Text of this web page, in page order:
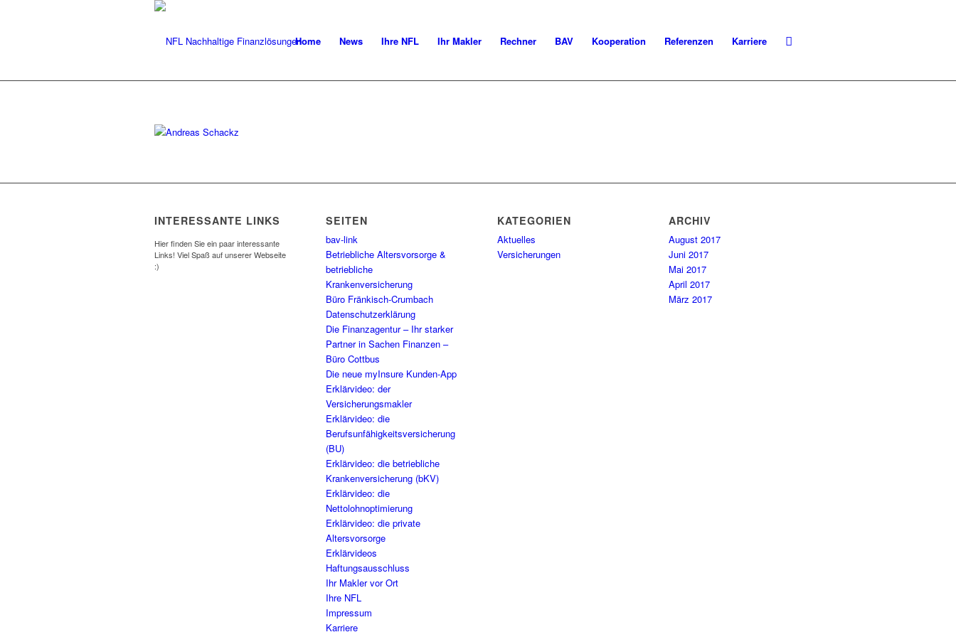
Home News Ihre NFL Ihr Makler Rechner BAV Kooperation Referenzen Karriere
INTERESSANTE LINKS
Hier finden Sie ein paar interessante
Links! Viel Spaß auf unserer Webseite
:)
SEITEN
bav-link
Betriebliche Altersvorsorge &
betriebliche
Krankenversicherung
Büro Fränkisch-Crumbach
Datenschutzerklärung
Die Finanzagentur – Ihr starker
Partner in Sachen Finanzen –
Büro Cottbus
Die neue myInsure Kunden-App
Erklärvideo: der
Versicherungsmakler
Erklärvideo: die
Berufsunfähigkeitsversicherung
(BU)
Erklärvideo: die betriebliche
Krankenversicherung (bKV)
Erklärvideo: die
Nettolohnoptimierung
Erklärvideo: die private
Altersvorsorge
Erklärvideos
Haftungsausschluss
Ihr Makler vor Ort
Ihre NFL
Impressum
Karriere
KATEGORIEN
Aktuelles
Versicherungen
ARCHIV
August 2017
Juni 2017
Mai 2017
April 2017
März 2017